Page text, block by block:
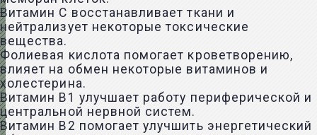
Витамин С восстанавливает ткани и
нейтрализует некоторые токсические
вещества.
Фолиевая кислота помогает кроветворению,
влияет на обмен некоторые витаминов и
холестерина.
Витамин В1 улучшает работу периферической и
центральной нервной систем.
Витамин В2 помогает улучшить энергетический